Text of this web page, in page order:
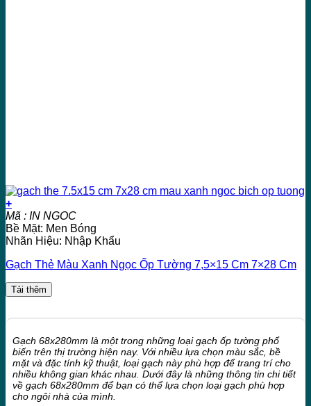
+
Mã : IN NGOC
Bề Mặt: Men Bóng
Nhãn Hiệu: Nhập Khẩu
Gạch Thẻ Màu Xanh Ngọc Ốp Tường 7,5×15 Cm 7×28 Cm
Tải thêm
Gạch 68x280mm là một trong những loại gạch ốp tường phổ
biến trên thị trường hiện nay. Với nhiều lựa chọn màu sắc, bề
mặt và đặc tính kỹ thuật, loại gạch này phù hợp để trang trí cho
nhiều không gian khác nhau. Dưới đây là những thông tin chi tiết
về gạch 68x280mm để bạn có thể lựa chọn loại gạch phù hợp
cho ngôi nhà của mình.